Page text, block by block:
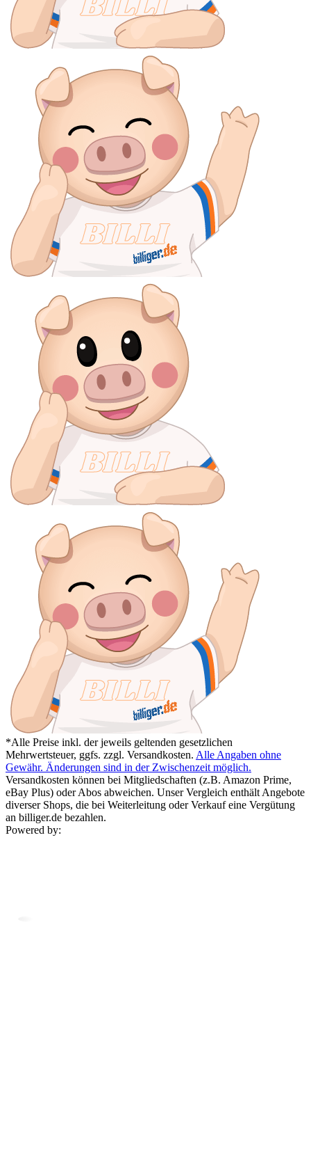
*Alle Preise inkl. der jeweils geltenden gesetzlichen
Mehrwertsteuer, ggfs. zzgl. Versandkosten. Alle Angaben ohne
Gewähr. Änderungen sind in der Zwischenzeit möglich.
Versandkosten können bei Mitgliedschaften (z.B. Amazon Prime,
eBay Plus) oder Abos abweichen. Unser Vergleich enthält Angebote
diverser Shops, die bei Weiterleitung oder Verkauf eine Vergütung
an billiger.de bezahlen.
Powered by: